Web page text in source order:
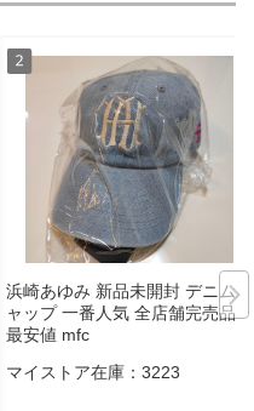
浜崎あゆみ 新品未開封 デニムキ
ャップ 一番人気 全店舗完売品
最安値 mfc
マイストア在庫： 3223